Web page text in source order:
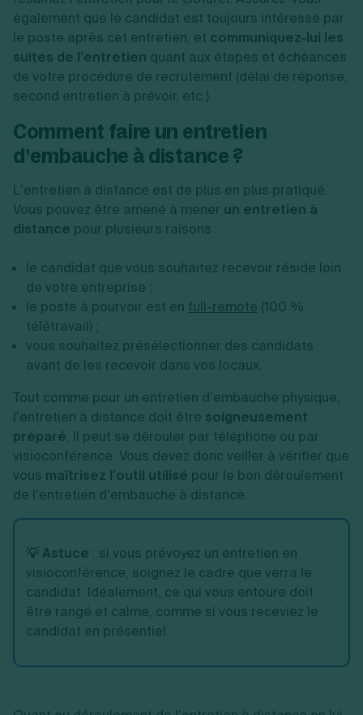
également que le candidat est toujours intéressé par
le poste après cet entretien, et communiquez-lui les
suites de l’entretien quant aux étapes et échéances
de votre procédure de recrutement (délai de réponse,
second entretien à prévoir, etc.).
Comment faire un entretien
d’embauche à distance ?
L’entretien à distance est de plus en plus pratiqué.
Vous pouvez être amené à mener un entretien à
distance pour plusieurs raisons :
le candidat que vous souhaitez recevoir réside loin
de votre entreprise ;
le poste à pourvoir est en full-remote (100 %
télétravail) ;
vous souhaitez présélectionner des candidats
avant de les recevoir dans vos locaux.
Tout comme pour un entretien d’embauche physique,
l’entretien à distance doit être soigneusement
préparé. Il peut se dérouler par téléphone ou par
visioconférence. Vous devez donc veiller à vérifier que
vous maîtrisez l’outil utilisé pour le bon déroulement
de l’entretien d’embauche à distance.
💡 Astuce : si vous prévoyez un entretien en
visioconférence, soignez le cadre que verra le
candidat. Idéalement, ce qui vous entoure doit
être rangé et calme, comme si vous receviez le
candidat en présentiel.